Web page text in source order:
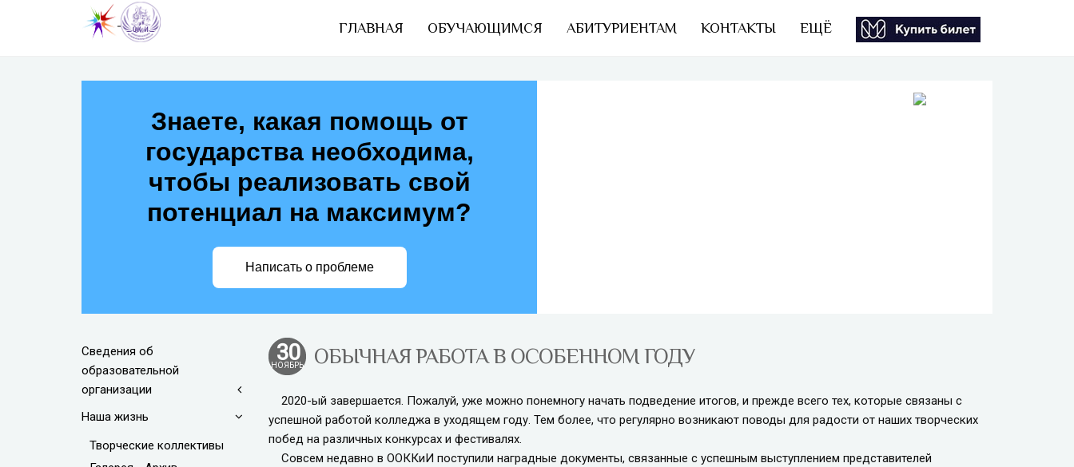
ГЛАВНАЯ ОБУЧАЮЩИМСЯ АБИТУРИЕНТАМ КОНТАКТЫ ЕЩЁ
Знаете, какая помощь от
государства необходима,
чтобы реализовать свой
потенциал на максимум?
Написать о проблеме
30
НОЯБРЬ ОБЫЧНАЯ РАБОТА В ОСОБЕННОМ ГОДУ
2020-ый завершается. Пожалуй, уже можно понемногу начать подведение итогов, и прежде всего тех, которые связаны с
успешной работой колледжа в уходящем году. Тем более, что регулярно возникают поводы для радости от наших творческих
побед на различных конкурсах и фестивалях.
Совсем недавно в ООККиИ поступили наградные документы, связанные с успешным выступлением представителей
Сведения об
образовательной
организации
Наша жизнь
Творческие коллективы